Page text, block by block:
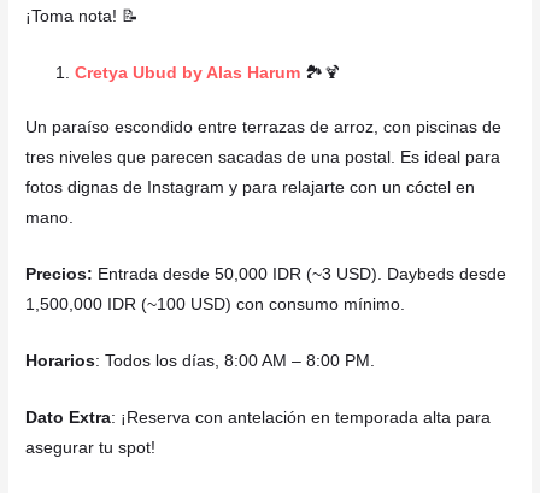
¡Toma nota! 📝
Cretya Ubud by Alas Harum 🏞️🍹
Un paraíso escondido entre terrazas de arroz, con piscinas de
tres niveles que parecen sacadas de una postal. Es ideal para
fotos dignas de Instagram y para relajarte con un cóctel en
mano.
Precios: Entrada desde 50,000 IDR (~3 USD). Daybeds desde
1,500,000 IDR (~100 USD) con consumo mínimo.
Horarios: Todos los días, 8:00 AM – 8:00 PM.
Dato Extra: ¡Reserva con antelación en temporada alta para
asegurar tu spot!